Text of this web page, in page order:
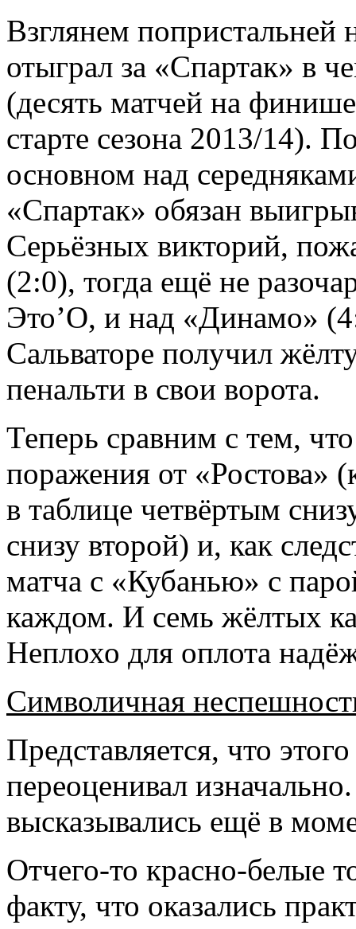
Взглянем попристальней
отыграл за «Спартак» в
(десять матчей на
старте сезона 2013/14).
основном над
«Спартак» обязан
Серьёзных викторий,
(2:0), тогда ещё не
Это’О, и над «Динамо»
Сальваторе получил
пенальти в свои ворота.
Теперь сравним с тем,
поражения от «Ростова»
в таблице четвёртым
снизу второй) и, как
матча с «Кубанью» с
каждом. И семь жёлтых
Неплохо для оплота
Символичная
Представляется, что
переоценивал
высказывались ещё в
Отчего-то красно-белые
факту, что оказались